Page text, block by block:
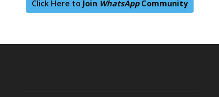
Click Here to Join WhatsAppCommunity